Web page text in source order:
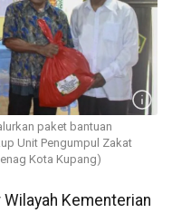
paket bantuan
Unit Pengumpul Zakat
Kota Kupang)
Wilayah Kementerian